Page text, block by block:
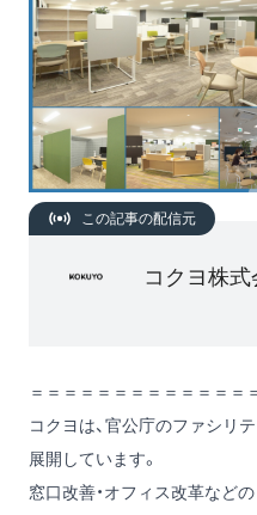
この記事の配信元
コクヨ株式
＝＝＝＝＝＝＝＝＝＝＝＝＝
コクヨは、官公庁のファシリ
展開しています。
窓口改善・オフィス改革など